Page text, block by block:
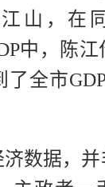
山，在
中，陈
全市
数据，